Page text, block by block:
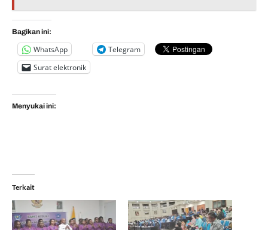
Bagikan ini:
WhatsApp
Telegram
Surat elektronik
Menyukai ini:
Terkait